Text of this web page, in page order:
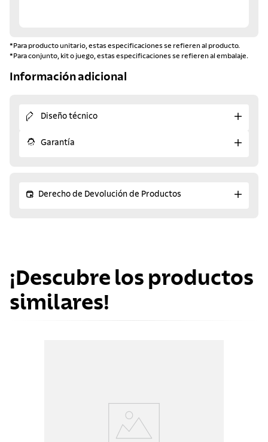
*Para producto unitario, estas especificaciones se refieren al producto.
*Para conjunto, kit o juego, estas especificaciones se refieren al embalaje.
Información adicional
Diseño técnico
Garantía
Derecho de Devolución de Productos
¡Descubre los productos
similares!